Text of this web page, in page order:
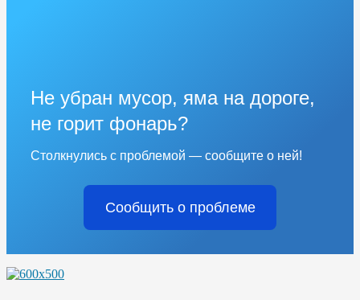
Не убран мусор, яма на дороге,
не горит фонарь?
Столкнулись с проблемой — сообщите о ней!
Сообщить о проблеме